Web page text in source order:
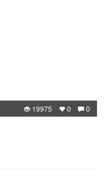
0
0
19975